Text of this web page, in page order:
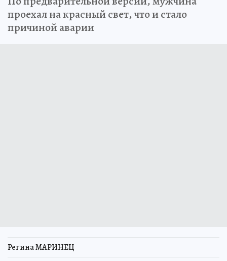
проехал на красный свет, что и стало
причиной аварии
Регина МАРИНЕЦ